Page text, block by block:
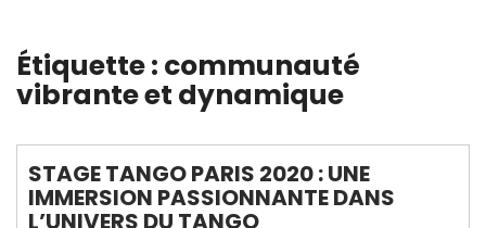
Étiquette : communauté
vibrante et dynamique
STAGE TANGO PARIS 2020 : UNE
IMMERSION PASSIONNANTE DANS
L’UNIVERS DU TANGO